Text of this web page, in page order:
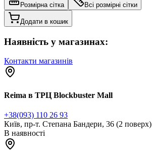
Розмірна сітка Всі розмірні сітки
Додати в кошик
Наявність у магазинах:
Контакти магазинів
Reima в ТРЦ Blockbuster Mall
+38(093) 110 26 93
Київ, пр-т. Степана Бандери, 36 (2 поверх)
В наявності